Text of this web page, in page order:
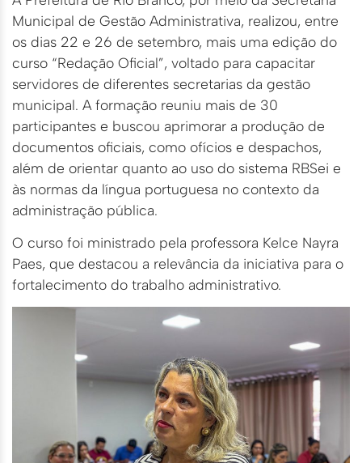
Municipal de Gestão Administrativa, realizou, entre
os dias 22 e 26 de setembro, mais uma edição do
curso “Redação Oficial”, voltado para capacitar
servidores de diferentes secretarias da gestão
municipal. A formação reuniu mais de 30
participantes e buscou aprimorar a produção de
documentos oficiais, como ofícios e despachos,
além de orientar quanto ao uso do sistema RBSei e
às normas da língua portuguesa no contexto da
administração pública.
O curso foi ministrado pela professora Kelce Nayra
Paes, que destacou a relevância da iniciativa para o
fortalecimento do trabalho administrativo.